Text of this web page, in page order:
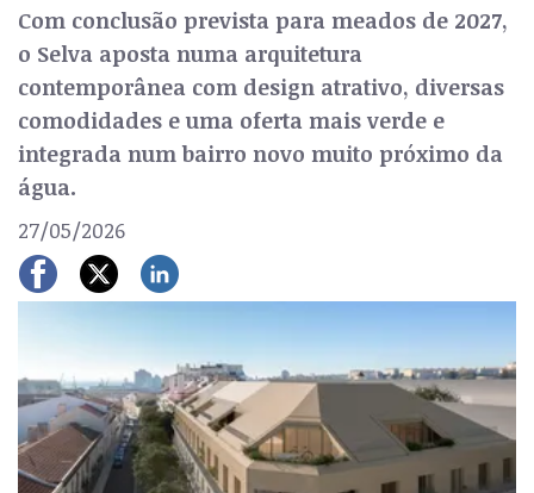
Com conclusão prevista para meados de 2027,
o Selva aposta numa arquitetura
contemporânea com design atrativo, diversas
comodidades e uma oferta mais verde e
integrada num bairro novo muito próximo da
água.
27/05/2026